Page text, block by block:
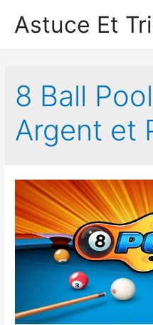
Astuce Et
8 Ball
Argent et